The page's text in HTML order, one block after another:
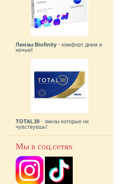
Линзы Biofinity - комфорт днем и
ночью!
TOTAL30 - линзы которые не
чувствуешь!
Мы в соц.сетях